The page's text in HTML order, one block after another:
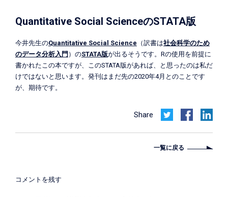
Quantitative Social ScienceのSTATA版
今井先生のQuantitative Social Science （訳書は社会科学のため
のデータ分析入門 ）のSTATA版が出るそうです。Rの使用を前提に
書かれたこの本ですが、このSTATA版があれば、と思ったのは私だ
けではないと思います。発刊はまだ先の2020年4月とのことです
が、期待です。
Share
一覧に戻る
コメントを残す